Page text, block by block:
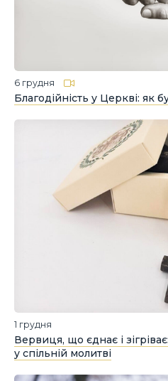
6 грудня
Благодійність у Церкві: як
1 грудня
Вервиця, що єднає і
у спільній молитві